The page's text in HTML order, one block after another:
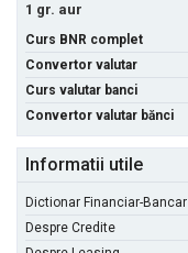
1 gr. aur
Curs BNR complet
Convertor valutar
Curs valutar banci
Convertor valutar bănci
Informatii utile
Dictionar Financiar-Bancar
Despre Credite